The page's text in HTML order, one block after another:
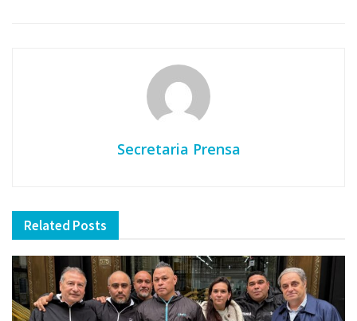
Secretaria Prensa
Related Posts